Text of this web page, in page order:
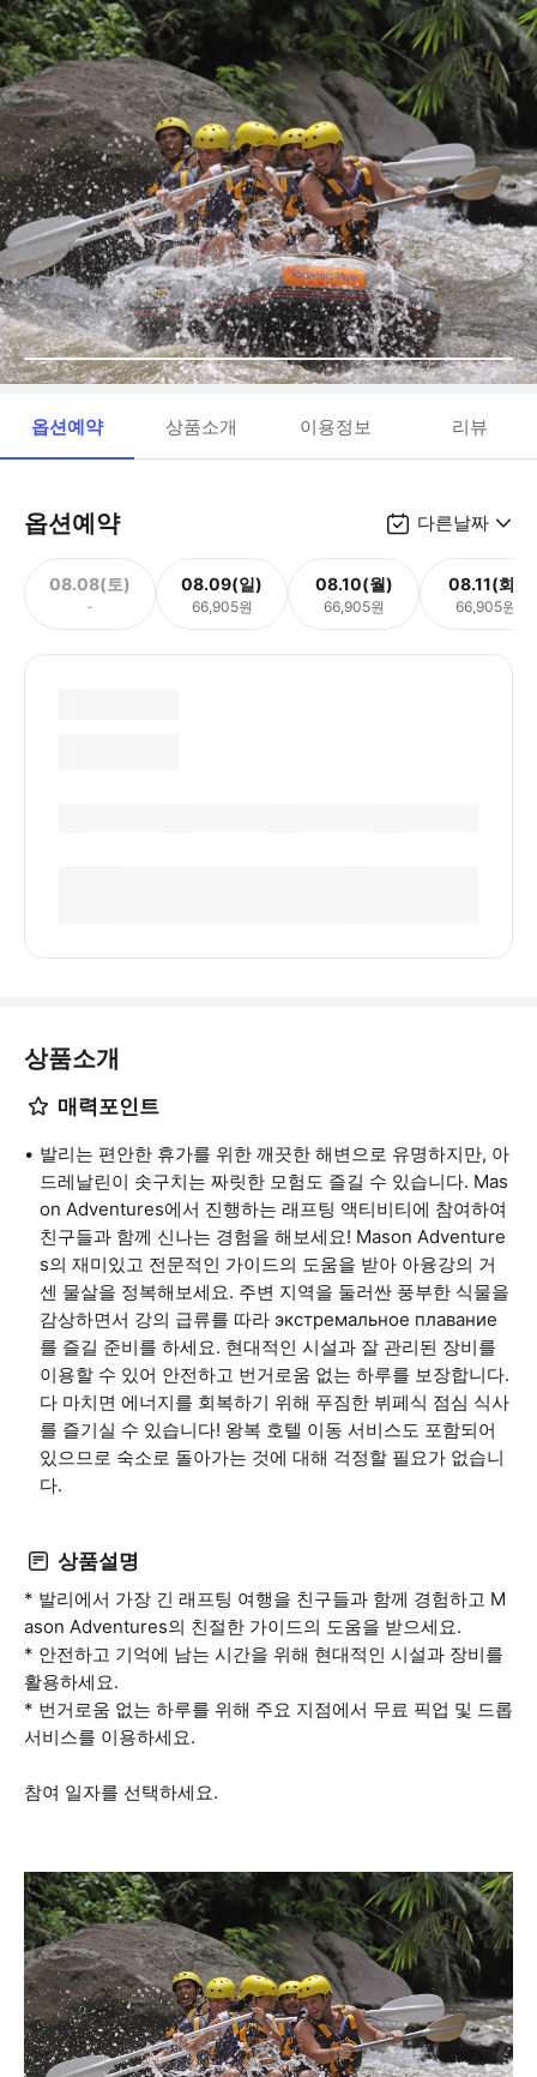
옵션예약 상품소개 이용정보 리뷰
옵션예약 다른날짜
08.08(토)
-
08.09(일)
66,905원
08.10(월)
66,905원
08.11(화)
66,905원
상품소개
매력포인트
발리는 편안한 휴가를 위한 깨끗한 해변으로 유명하지만, 아
드레날린이 솟구치는 짜릿한 모험도 즐길 수 있습니다. Mas
on Adventures에서 진행하는 래프팅 액티비티에 참여하여
친구들과 함께 신나는 경험을 해보세요! Mason Adventure
s의 재미있고 전문적인 가이드의 도움을 받아 아융강의 거
센 물살을 정복해보세요. 주변 지역을 둘러싼 풍부한 식물을
감상하면서 강의 급류를 따라 экстремальное плавание
를 즐길 준비를 하세요. 현대적인 시설과 잘 관리된 장비를
이용할 수 있어 안전하고 번거로움 없는 하루를 보장합니다.
다 마치면 에너지를 회복하기 위해 푸짐한 뷔페식 점심 식사
를 즐기실 수 있습니다! 왕복 호텔 이동 서비스도 포함되어
있으므로 숙소로 돌아가는 것에 대해 걱정할 필요가 없습니
다.
상품설명
* 발리에서 가장 긴 래프팅 여행을 친구들과 함께 경험하고 M
ason Adventures의 친절한 가이드의 도움을 받으세요.
* 안전하고 기억에 남는 시간을 위해 현대적인 시설과 장비를
활용하세요.
* 번거로움 없는 하루를 위해 주요 지점에서 무료 픽업 및 드롭
서비스를 이용하세요.
참여 일자를 선택하세요.